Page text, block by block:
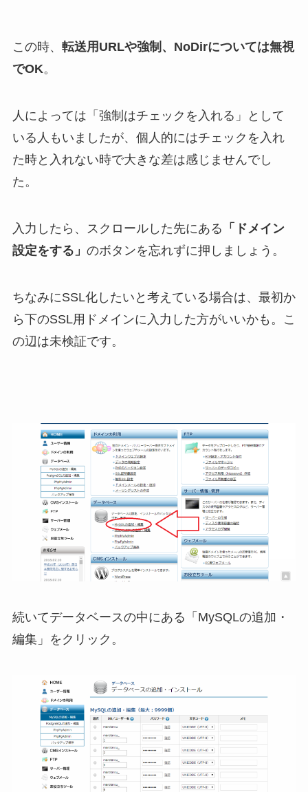
この時、 転送用URLや強制、NoDirについては無視
でOK。
人によっては「強制はチェックを入れる」として
いる人もいましたが、個人的にはチェックを入れ
た時と入れない時で大きな差は感じませんでし
た。
入力したら、スクロールした先にある 「ドメイン
設定をする」 のボタンを忘れずに押しましょう。
ちなみにSSL化したいと考えている場合は、最初か
ら下のSSL用ドメインに入力した方がいいかも。こ
の辺は未検証です。
続いてデータベースの中にある「MySQLの追加・
編集」をクリック。